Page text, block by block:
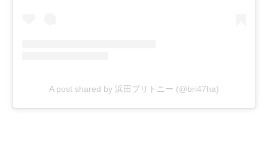
A post shared by 浜田ブリトニー (@bri47ha)